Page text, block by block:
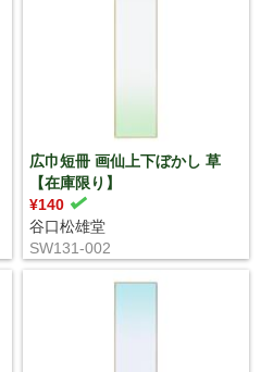
広巾短冊 画仙上下ぼかし 草
【在庫限り】
¥140
谷口松雄堂
SW131-002